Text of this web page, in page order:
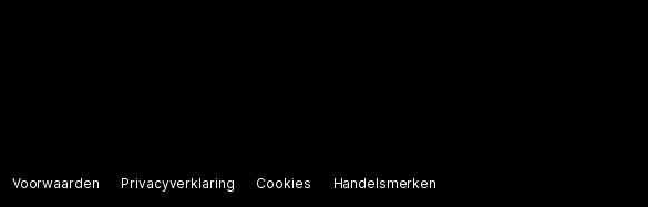
Voorwaarden Privacyverklaring Cookies Handelsmerken